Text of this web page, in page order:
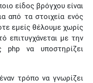
είδος βρόγχου είναι
από τα στοιχεία ενός
εμείς θέλουμε χωρίς
επιτυγχάνεται με την
php να υποστηρίζει
τρόπο να γνωρίζει